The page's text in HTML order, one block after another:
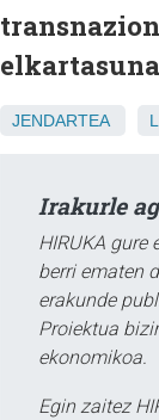
JENDARTEA
Irakurle
HIRUKA gure
berri ematen
erakunde
Proiektua
ekonomikoa.
Egin zaitez